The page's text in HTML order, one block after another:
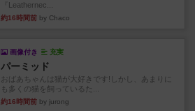
『Leathernec...
約16時間前 by Chaco
画像付き 充実
パーミッド
おばあちゃんは猫が大好きです!しかし、あまりに
も多くの猫を飼っているた...
約16時間前 by jurong